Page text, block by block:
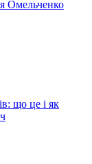
Омельченко
що це і як